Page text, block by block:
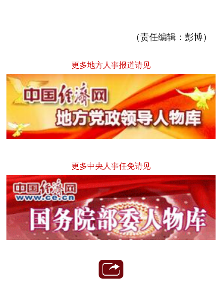
（责任编辑：彭博）
更多地方人事报道请见
更多中央人事任免请见